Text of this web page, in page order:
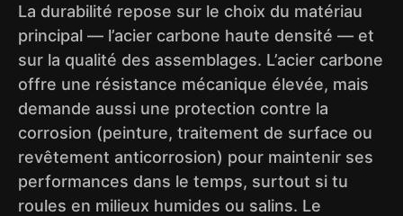
La durabilité repose sur le choix du matériau
principal — l’acier carbone haute densité — et
sur la qualité des assemblages. L’acier carbone
offre une résistance mécanique élevée, mais
demande aussi une protection contre la
corrosion (peinture, traitement de surface ou
revêtement anticorrosion) pour maintenir ses
performances dans le temps, surtout si tu
roules en milieux humides ou salins. Le